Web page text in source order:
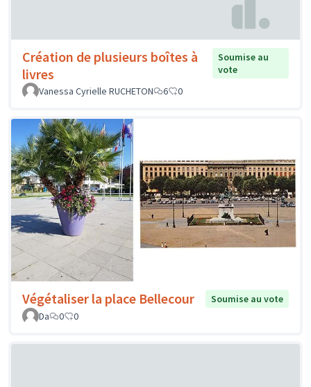
Création de plusieurs boîtes à
livres
Soumise au
vote
Vanessa Cyrielle RUCHETON
6 0
Végétaliser la place Bellecour
Soumise au vote
Da
0 0